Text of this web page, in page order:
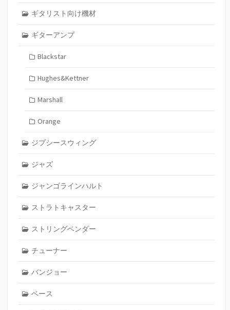
ギタリスト向け機材
ギターアンプ
Blackstar
Hughes&Kettner
Marshall
Orange
ジプシースウィング
ジャズ
ジャンゴラインハルト
ストラトキャスター
ストリングベンダー
チューナー
バンジョー
ベース